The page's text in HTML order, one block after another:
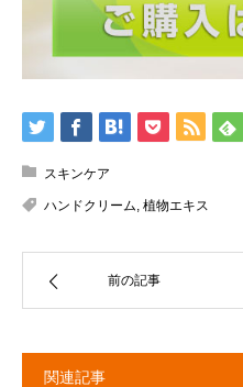
スキンケア
ハンドクリーム, 植物エキス
前の記事
関連記事